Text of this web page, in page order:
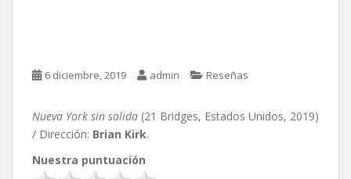
6 diciembre, 2019 admin Reseñas
Nueva York sin salida (21 Bridges, Estados Unidos, 2019)
/ Dirección: Brian Kirk.
Nuestra puntuación